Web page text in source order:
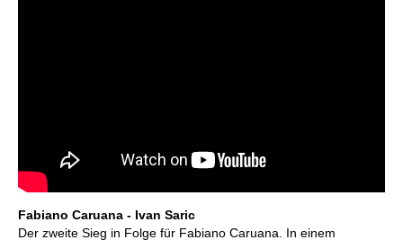
Fabiano Caruana - Ivan Saric
Der zweite Sieg in Folge für Fabiano Caruana. In einem